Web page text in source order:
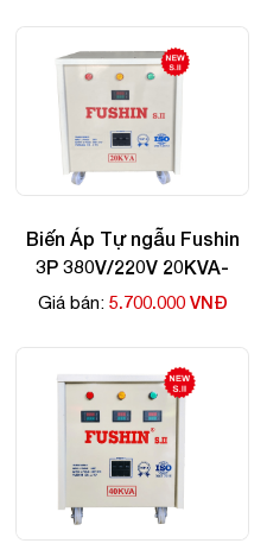
Biến Áp Tự ngẫu Fushin
3P 380V/220V 20KVA-
Giá bán: 5.700.000 VNĐ